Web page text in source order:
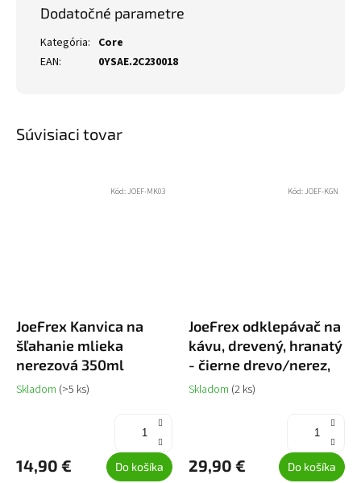
Dodatočné parametre
Kategória: Core
EAN: 0YSAE.2C230018
Súvisiaci tovar
JoeFrex Kanvica na
šľahanie mlieka
nerezová 350ml
Skladom (>5 ks)
14,90 € Do košíka
Kód:JOEF-MK03
JoeFrex odklepávač na
kávu, drevený, hranatý
- čierne drevo/nerez,
Skladom (2 ks)
29,90 € Do košíka
Kód:JOEF-KGN